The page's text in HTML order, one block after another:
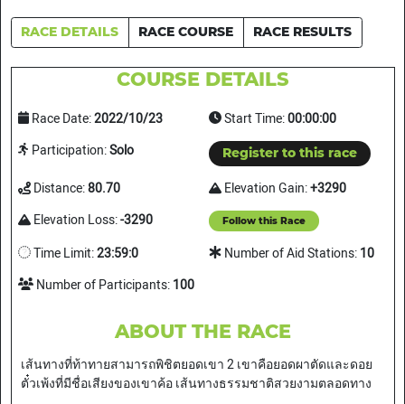
RACE DETAILS RACE COURSE RACE RESULTS
COURSE DETAILS
Race Date:2022/10/23 Start Time:00:00:00
Participation:Solo Register to this race
Distance:80.70 Elevation Gain:+3290
Elevation Loss:-3290 Follow this Race
Time Limit:23:59:0 Number of Aid Stations:10
Number of Participants:100
ABOUT THE RACE
เส้นทางที่ท้าทายสามารถพิชิตยอดเขา 2 เขาคือยอดผาตัดและดอย
ตั๋วเพ้งที่มีชื่อเสียงของเขาค้อ เส้นทางธรรมชาติสวยงามตลอดทาง